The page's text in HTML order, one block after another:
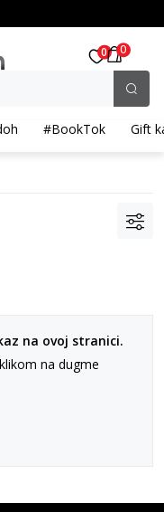
0 0
#BookTok Gift
na ovoj stranici.
na dugme